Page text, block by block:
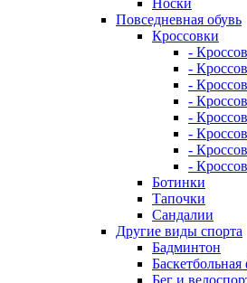
Носки
Повседневная обувь
Кроссовки
-
-
-
-
-
-
-
-
Ботинки
Тапочки
Сандалии
Другие виды спорта
Бадминтон
Бег и